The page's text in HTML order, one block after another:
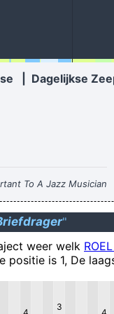
Dagelijkse
To A Jazz Musician
Moonlight In The Back
Said Long Ago
Armstrong
and bigotry be gone?
ik passief en moet ik
"
weer welk
positie is 1, De
3